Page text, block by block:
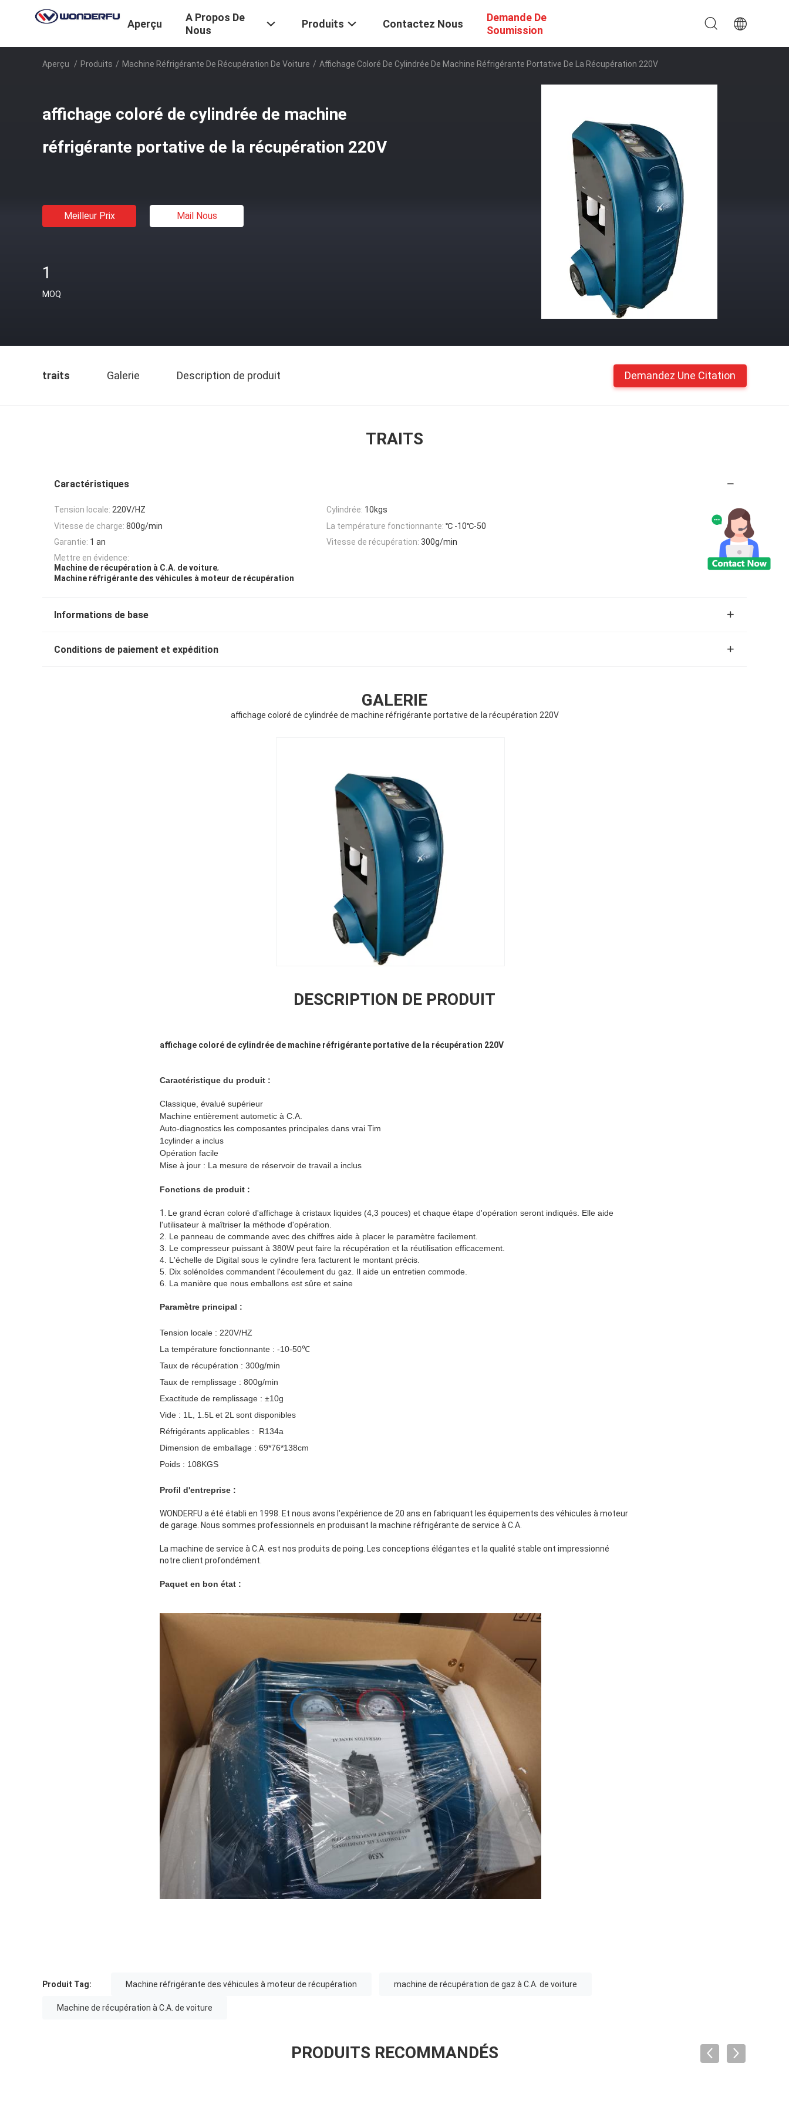
Aperçu
A Propos De
Nous
Produits Contactez Nous
Demande De
Soumission
Aperçu / Produits / Machine Réfrigérante De Récupération De Voiture / Affichage Coloré De Cylindrée De Machine Réfrigérante Portative De La Récupération 220V
affichage coloré de cylindrée de machine
réfrigérante portative de la récupération 220V
Meilleur Prix Mail Nous
1
MOQ
traits Galerie Description de produit Demandez Une Citation
TRAITS
Caractéristiques
Tension locale: 220V/HZ Cylindrée: 10kgs
Vitesse de charge: 800g/min La température fonctionnante: ℃ -10℃-50
Garantie: 1 an Vitesse de récupération: 300g/min
Mettre en évidence:
Machine de récupération à C.A. de voiture,
Machine réfrigérante des véhicules à moteur de récupération
Informations de base
Conditions de paiement et expédition
GALERIE
affichage coloré de cylindrée de machine réfrigérante portative de la récupération 220V
DESCRIPTION DE PRODUIT
affichage coloré de cylindrée de machine réfrigérante portative de la récupération 220V
Caractéristique du produit :
Classique, évalué supérieur
Machine entièrement autometic à C.A.
Auto-diagnostics les composantes principales dans vrai Tim
1cylinder a inclus
Opération facile
Mise à jour : La mesure de réservoir de travail a inclus
Fonctions de produit :
1. Le grand écran coloré d'affichage à cristaux liquides (4,3 pouces) et chaque étape d'opération seront indiqués. Elle aide
l'utilisateur à maîtriser la méthode d'opération.
2. Le panneau de commande avec des chiffres aide à placer le paramètre facilement.
3. Le compresseur puissant à 380W peut faire la récupération et la réutilisation efficacement.
4. L'échelle de Digital sous le cylindre fera facturent le montant précis.
5. Dix solénoïdes commandent l'écoulement du gaz. Il aide un entretien commode.
6. La manière que nous emballons est sûre et saine
Paramètre principal :
Tension locale : 220V/HZ
La température fonctionnante : -10-50℃
Taux de récupération : 300g/min
Taux de remplissage : 800g/min
Exactitude de remplissage : ±10g
Vide : 1L, 1.5L et 2L sont disponibles
Réfrigérants applicables : R134a
Dimension de emballage : 69*76*138cm
Poids : 108KGS
Profil d'entreprise :
WONDERFU a été établi en 1998. Et nous avons l'expérience de 20 ans en fabriquant les équipements des véhicules à moteur
de garage. Nous sommes professionnels en produisant la machine réfrigérante de service à C.A.
La machine de service à C.A. est nos produits de poing. Les conceptions élégantes et la qualité stable ont impressionné
notre client profondément.
Paquet en bon état :
Produit Tag: Machine réfrigérante des véhicules à moteur de récupération machine de récupération de gaz à C.A. de voiture
Machine de récupération à C.A. de voiture
PRODUITS RECOMMANDÉS